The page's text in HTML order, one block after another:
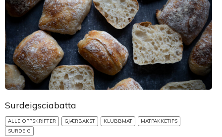
Surdeigsciabatta
ALLE OPPSKRIFTER GJÆRBAKST KLUBBMAT
MATPAKKETIPS
SURDEIG